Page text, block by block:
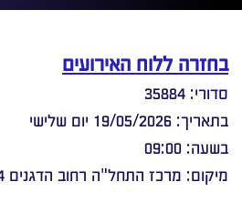
בחזרה ללוח האירועים
סדורי: 35884
בתאריך: 19/05/2026 יום שלישי
בשעה: 09:00
מיקום: מרכז התחל"ה רחוב הדגנים 54 יהוד-מונוסון